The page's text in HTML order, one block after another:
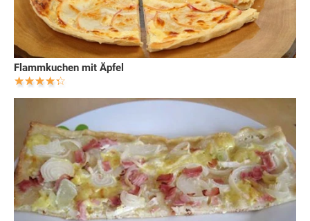
Flammkuchen mit Äpfel